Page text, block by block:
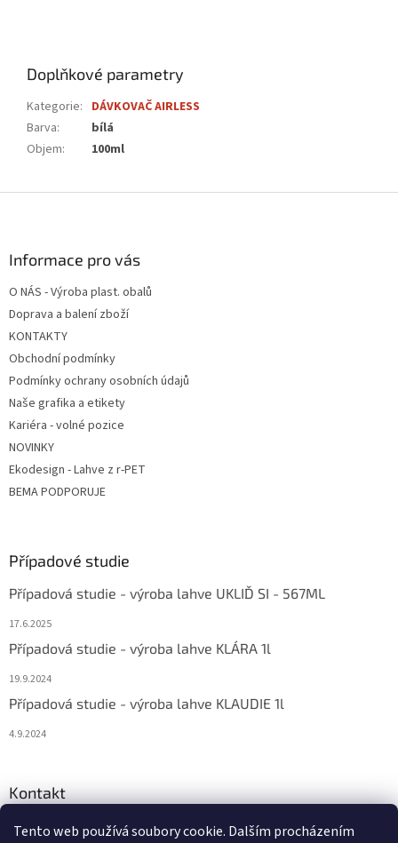
Tento web používá soubory cookie. Dalším procházením
Doplňkové parametry
Kategorie: DÁVKOVAČ AIRLESS
Barva:
bílá
Objem: 100ml
Informace pro vás
O NÁS - Výroba plast. obalů
Doprava a balení zboží
KONTAKTY
Obchodní podmínky
Podmínky ochrany osobních údajů
Naše grafika a etikety
Kariéra - volné pozice
NOVINKY
Ekodesign - Lahve z r-PET
BEMA PODPORUJE
Případové studie
Případová studie - výroba lahve UKLIĎ SI - 567ML
17.6.2025
Případová studie - výroba lahve KLÁRA 1l
19.9.2024
Případová studie - výroba lahve KLAUDIE 1l
4.9.2024
Kontakt
eshop@ bema-la.cz